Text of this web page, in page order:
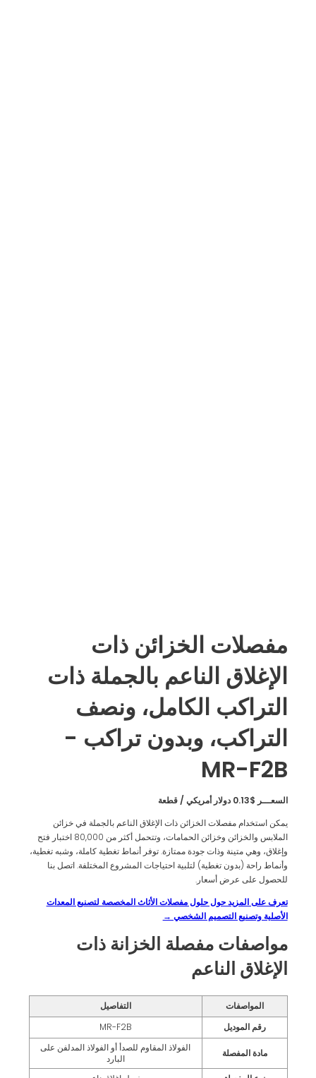
مفصلات الخزائن ذات
الإغلاق الناعم بالجملة ذات
التراكب الكامل، ونصف
التراكب، وبدون تراكب -
MR-F2B
السعـــر $0.13 دولار أمريكي / قطعة
يمكن استخدام مفصلات الخزائن ذات الإغلاق الناعم بالجملة في خزائن
الملابس والخزائن وخزائن الحمامات، وتتحمل أكثر من 80,000 اختبار فتح
وإغلاق، وهي متينة وذات جودة ممتازة. توفر أنماط تغطية كاملة، وشبه تغطية،
وأنماط راحة (بدون تغطية) لتلبية احتياجات المشروع المختلفة. اتصل بنا
للحصول على عرض أسعار.
تعرف على المزيد حول حلول مفصلات الأثاث المخصصة لتصنيع المعدات
الأصلية وتصنيع التصميم الشخصي →
مواصفات مفصلة الخزانة ذات
الإغلاق الناعم
المواصفات
التفاصيل
رقم الموديل
MR-F2B
مادة المفصلة
الفولاذ المقاوم للصدأ أو الفولاذ المدلفن على
البارد